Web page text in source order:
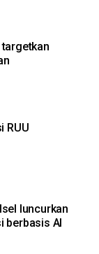
RUU
luncurkan
berbasis AI